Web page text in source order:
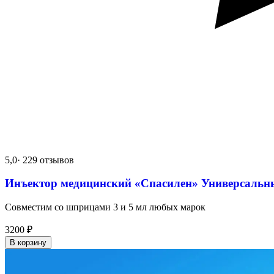
5,0· 229 отзывов
Инъектор медицинский «Спасилен»
Совместим со шприцами 3 и 5 мл любых марок
3200 ₽
В корзину